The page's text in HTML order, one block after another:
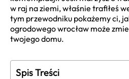
w raj na ziemi, właśnie trafiłeś
tym przewodniku pokażemy ci,
ogrodowego wrocław może
twojego domu.
Spis Treści